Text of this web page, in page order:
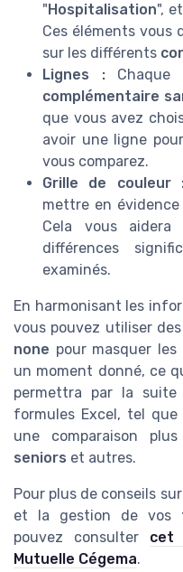
" Hospitalisation",
Ces éléments vous
sur les différents
Lignes :Chaque
complémentaire
que vous avez
avoir une ligne
vous comparez.
Grille de couleur
mettre en
Cela vous aidera
différences
examinés.
En harmonisant les
vous pouvez utiliser
none pour masquer
un moment donné, ce
permettra par la
formules Excel, tel
une comparaison
seniors et autres.
Pour plus de conseils
et la gestion de vos
pouvez consulter cet
Mutuelle Cégema.